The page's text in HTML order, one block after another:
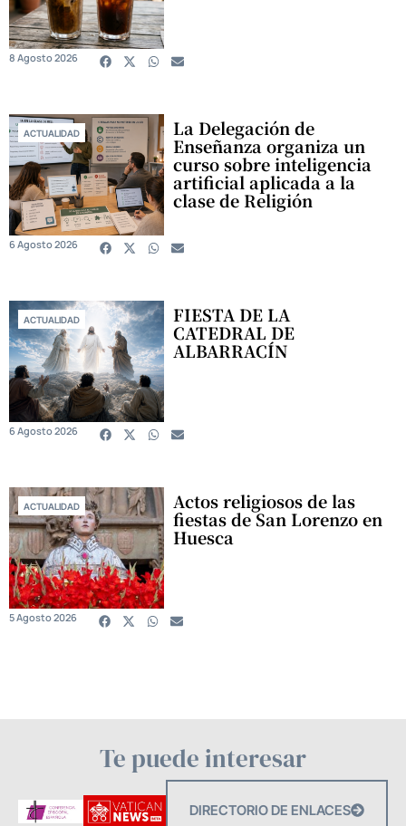
8 Agosto 2026
ACTUALIDAD La Delegación de
Enseñanza organiza un
curso sobre inteligencia
artificial aplicada a la
clase de Religión
6 Agosto 2026
ACTUALIDAD FIESTA DE LA
CATEDRAL DE
ALBARRACÍN
6 Agosto 2026
ACTUALIDAD Actos religiosos de las
fiestas de San Lorenzo en
Huesca
5 Agosto 2026
Te puede interesar
DIRECTORIO DE ENLACES